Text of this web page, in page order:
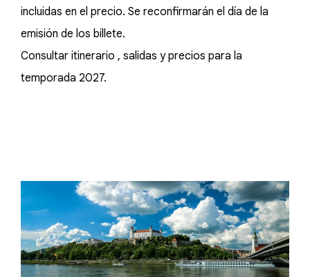
incluidas en el precio. Se reconfirmarán el día de la
emisión de los billete.
Consultar itinerario , salidas y precios para la
temporada 2027.